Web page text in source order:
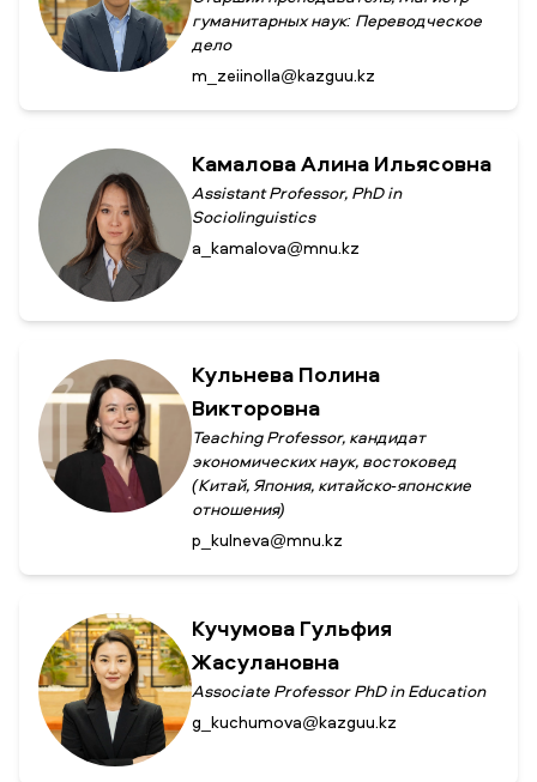
гуманитарных наук: Переводческое
дело
m_zeiinolla@kazguu.kz
Камалова Алина Ильясовна
Assistant Professor, PhD in
Sociolinguistics
a_kamalova@mnu.kz
Кульнева Полина
Викторовна
Teaching Professor, кандидат
экономических наук, востоковед
(Китай, Япония, китайско-японские
отношения)
p_kulneva@mnu.kz
Кучумова Гульфия
Жасулановна
Associate Professor PhD in Education
g_kuchumova@kazguu.kz